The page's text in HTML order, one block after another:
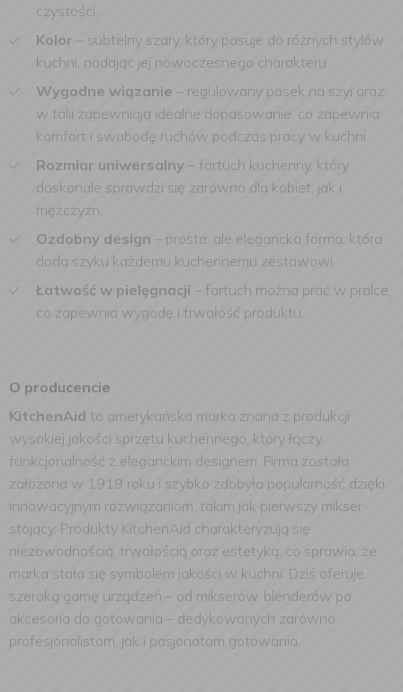
czystości.
Kolor – subtelny szary, który pasuje do różnych stylów
kuchni, nadając jej nowoczesnego charakteru.
Wygodne wiązanie – regulowany pasek na szyi oraz
w talii zapewniają idealne dopasowanie, co zapewnia
komfort i swobodę ruchów podczas pracy w kuchni.
Rozmiar uniwersalny – fartuch kuchenny, który
doskonale sprawdzi się zarówno dla kobiet, jak i
mężczyzn.
Ozdobny design – prosta, ale elegancka forma, która
doda szyku każdemu kuchennemu zestawowi.
Łatwość w pielęgnacji – fartuch można prać w pralce,
co zapewnia wygodę i trwałość produktu.
O producencie
KitchenAid to amerykańska marka znana z produkcji
wysokiej jakości sprzętu kuchennego, który łączy
funkcjonalność z eleganckim designem. Firma została
założona w 1919 roku i szybko zdobyła popularność dzięki
innowacyjnym rozwiązaniom, takim jak pierwszy mikser
stojący. Produkty KitchenAid charakteryzują się
niezawodnością, trwałością oraz estetyką, co sprawia, że
marka stała się symbolem jakości w kuchni. Dziś oferuje
szeroką gamę urządzeń – od mikserów, blenderów po
akcesoria do gotowania – dedykowanych zarówno
profesjonalistom, jak i pasjonatom gotowania.